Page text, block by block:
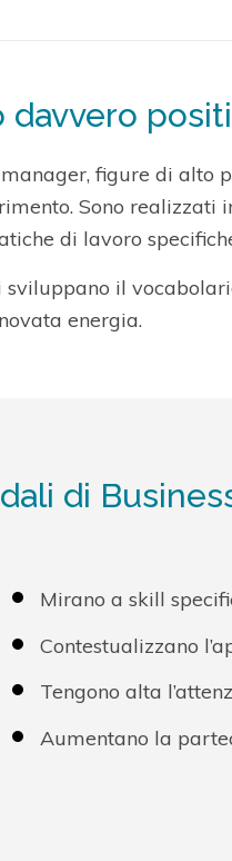
davvero
figure di
Sono
di lavoro
il
energia.
di
Mirano a skill
Contestualizzano
Tengono alta
Aumentano la